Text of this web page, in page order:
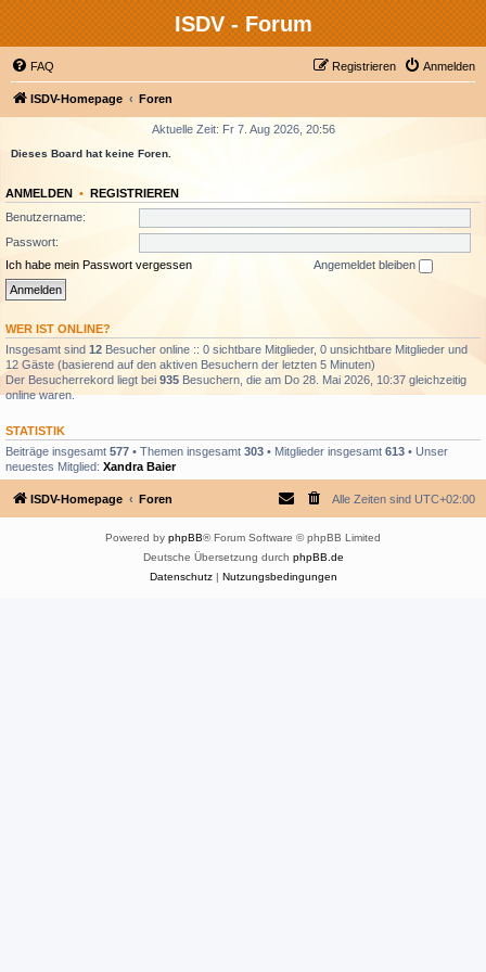
ISDV - Forum
FAQ Anmelden
Registrieren
ISDV-Homepage Foren
Aktuelle Zeit: Fr 7. Aug 2026, 20:56
Dieses Board hat keine Foren.
ANMELDEN • REGISTRIEREN
Benutzername:
Passwort:
Ich habe mein Passwort vergessen
Angemeldet bleiben
WER IST ONLINE?
Insgesamt sind 12 Besucher online :: 0 sichtbare Mitglieder, 0 unsichtbare Mitglieder und
12 Gäste (basierend auf den aktiven Besuchern der letzten 5 Minuten)
Der Besucherrekord liegt bei 935 Besuchern, die am Do 28. Mai 2026, 10:37 gleichzeitig
online waren.
STATISTIK
Beiträge insgesamt 577 • Themen insgesamt 303 • Mitglieder insgesamt 613 • Unser
neuestes Mitglied: Xandra Baier
ISDV-Homepage Foren Alle Zeiten sind UTC+02:00
Powered by phpBB® Forum Software © phpBB Limited
Deutsche Übersetzung durch phpBB.de
Datenschutz| Nutzungsbedingungen